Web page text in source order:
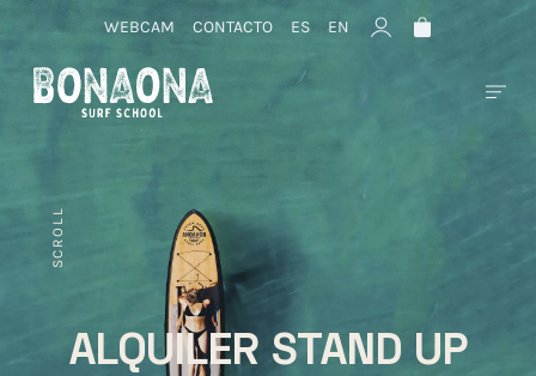
WEBCAM CONTACTO ES EN
SCROLL
ALQUILER STAND UP